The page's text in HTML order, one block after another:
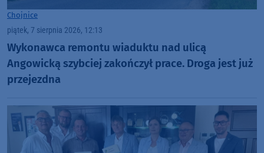
Chojnice
piątek, 7 sierpnia 2026, 12:13
Wykonawca remontu wiaduktu nad ulicą
Angowicką szybciej zakończył prace. Droga jest już
przejezdna